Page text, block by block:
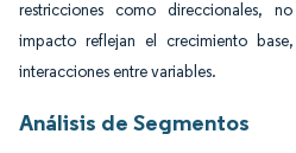
restricciones como direccionales,
impacto reflejan el crecimiento
interacciones entre variables.
Análisis de Segmentos